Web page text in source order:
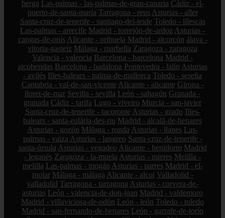
berga Las-palmas - las-palmas-de-gran-canaria Cádiz - el-
puerto-de-santa-maría Tarragona - reus Asturias - aller
Santa-cruz-de-tenerife - santiago-del-teide Toledo - illescas
Las-palmas - arrecife Madrid - torrejón-de-ardoz Asturias -
cangas-de-onís Alicante - orihuela Madrid - alcorcón álava -
vitoria-gasteiz Málaga - marbella Zaragoza - zaragoza
Valencia - valencia Barcelona - barcelona Madrid -
alcobendas Barcelona - badalona Pontevedra - lalín Asturias
- avilés Illes-balears - palma-de-mallorca Toledo - seseña
Cantabria - val-de-san-vicente Alicante - alicante Girona -
lloret-de-mar Sevilla - sevilla León - sahagún Granada -
granada Cádiz - tarifa Lugo - viveiro Murcia - san-javier
Santa-cruz-de-tenerife - tacoronte Asturias - grado Illes-
balears - santa-eulària-des-riu Madrid - alcalá-de-henares
Asturias - gozón Málaga - ronda Asturias - llanes Las-
palmas - yaiza Asturias - langreo Santa-cruz-de-tenerife -
santa-úrsula Asturias - vegadeo Alicante - benidorm Madrid
- leganés Zaragoza - la-muela Asturias - mieres Melilla -
melilla Las-palmas - mogán Asturias - parres Madrid - el-
molar Málaga - málaga Alicante - alcoi Valladolid -
valladolid Tarragona - tarragona Asturias - corvera-de-
asturias León - valencia-de-don-juan Madrid - valdemoro
Madrid - villaviciosa-de-odón León - león Toledo - toledo
Madrid - san-fernando-de-henares León - garrafe-de-torío